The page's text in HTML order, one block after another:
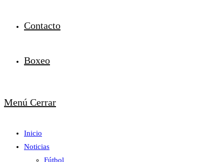
Contacto
Boxeo
Menú Cerrar
Inicio
Noticias
Fútbol